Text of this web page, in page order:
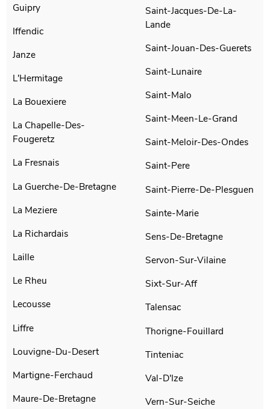
Guipry
Iffendic
Janze
L'Hermitage
La Bouexiere
La Chapelle-Des-
Fougeretz
La Fresnais
La Guerche-De-Bretagne
La Meziere
La Richardais
Laille
Le Rheu
Lecousse
Liffre
Louvigne-Du-Desert
Martigne-Ferchaud
Maure-De-Bretagne
Saint-Jacques-De-La-
Lande
Saint-Jouan-Des-Guerets
Saint-Lunaire
Saint-Malo
Saint-Meen-Le-Grand
Saint-Meloir-Des-Ondes
Saint-Pere
Saint-Pierre-De-Plesguen
Sainte-Marie
Sens-De-Bretagne
Servon-Sur-Vilaine
Sixt-Sur-Aff
Talensac
Thorigne-Fouillard
Tinteniac
Val-D'Ize
Vern-Sur-Seiche